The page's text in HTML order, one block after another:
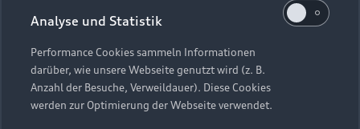
Vertrag widerrufen
Newsletter
Hinweis: Die aktuelle Darstellung und Anordnung der
Embleme am Fahrzeug bei allen Abbildungen auf dieser
Webseite kann abweichen.
Analyse und Statistik
Performance Cookies sammeln Informationen
darüber, wie unsere Webseite genutzt wird (z. B.
Anzahl der Besuche, Verweildauer). Diese Cookies
werden zur Optimierung der Webseite verwendet.